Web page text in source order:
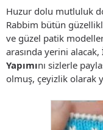
Huzur dolu mutluluk
Rabbim bütün
ve güzel patik
arasında yerini alacak,
Yapımını sizlerle
olmuş, çeyizlik olarak